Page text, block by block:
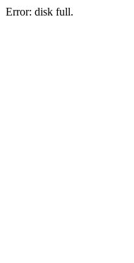
Error: disk full.